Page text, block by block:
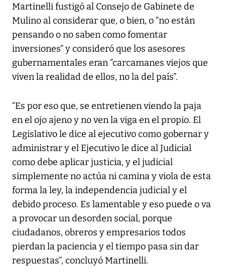
Martinelli fustigó al Consejo de Gabinete de
Mulino al considerar que, o bien, o “no están
pensando o no saben como fomentar
inversiones” y consideró que los asesores
gubernamentales eran “carcamanes viejos que
viven la realidad de ellos, no la del país”.
“Es por eso que, se entretienen viendo la paja
en el ojo ajeno y no ven la viga en el propio. El
Legislativo le dice al ejecutivo como gobernar y
administrar y el Ejecutivo le dice al Judicial
como debe aplicar justicia, y el judicial
simplemente no actúa ni camina y viola de esta
forma la ley, la independencia judicial y el
debido proceso. Es lamentable y eso puede o va
a provocar un desorden social, porque
ciudadanos, obreros y empresarios todos
pierdan la paciencia y el tiempo pasa sin dar
respuestas”, concluyó Martinelli.